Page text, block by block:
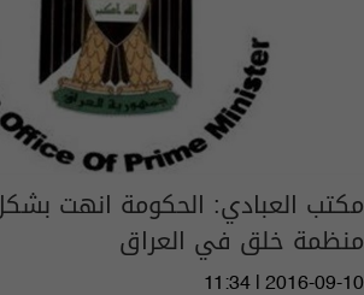
مكتب العبادي: الحكومة انهت
منظمة خلق في العراق
11:34 | 2016-09-10